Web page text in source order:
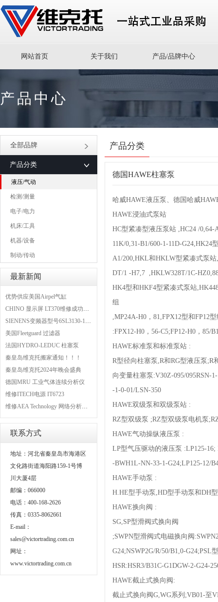
网站首页 关于我们 产品/品牌中心
产品中心
全部品牌
产品分类
液压/气动
检测/测量
电子/电力
机床/工具
机器/设备
制动/传动
最新新闻
优势供应美国Airpel气缸
CHINO 显示屏 LT370维修成功案例
SIENENS变频器型号6SL3130-1TE24-0AA0维修案例
美国Fleetguard 过滤器
法国HYDRO-LEDUC 柱塞泵
秦皇岛维克托搬家通知！！！
秦皇岛维克托2024年晚会盛典
德国MRU 工业气体连续分析仪
维修ITECH电源 IT6723
维修AEA Technology 网络分析仪 6015-1010
联系方式
地址：河北省秦皇岛市海港区
文化路街道海阳路159-1号博
川大厦4层
邮编：066000
电话：400-168-2626
传真：0335-8062661
E-mail：
sales@victortrading.com.cn
网址：
www.victortrading.com.cn
产品分类
德国HAWE柱塞泵
哈威HAWE液压泵、德国哈威
HAWE浸油式泵站
HC型紧凑型液压泵站 ,HC24 /0,64-
11K/0,31-B1/600-1-11D-
A1/200,HKL和HKLW型紧凑式泵
DT/1 -H7,7 ,HKLW328T/1C-
HK4型和HKF4型紧凑式泵站
组
,MP24A-H0，81,FPX12型和FP12
:FPX12-H0，56-C5;FP12-H0，85/
HAWE标准泵和标准泵站 :
R型径向柱塞泵,R和RG型液压泵;R
向变量柱塞泵:V30Z-095/095RSN-
-1-0-01/LSN-350
HAWE双级泵和双级泵站 :
RZ型双级泵 ;RZ型双级泵电机泵
HAWE气动操纵液压泵 :
LP型气压驱动的液压泵 :LP125-16;
-BWH1L-NN-33-1-G24;LP125-12/
HAWE手动泵 :
H.HE型手动泵,HD型手动泵和DH
HAWE换向阀 :
SG,SP型滑阀式换向阀
;SWPN型滑阀式电磁换向阀
G24;NSWP2G/R/50/B1,0-G24;PSL
HSR:HSR3/B31C-G1DGW-2-G24-
HAWE截止式换向阀:
截止式换向阀G,WG系列;VB01-至